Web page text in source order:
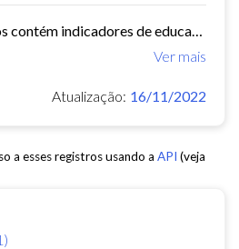
Ver mais
Atualização: 16/11/2022
a esses registros usando a API (veja